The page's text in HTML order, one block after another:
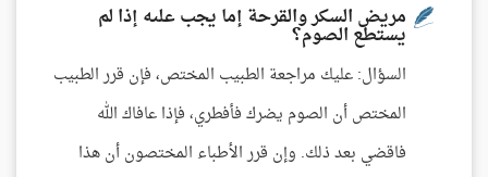
مريض السكر والقرحة إما يجب علىه إذا لم
يستطع الصوم؟
السؤال: عليك مراجعة الطبيب المختص، فإن قرر الطبيب
المختص أن الصوم يضرك فأفطري، فإذا عافاك الله
فاقضي بعد ذلك. وإن قرر الأطباء المختصون أن هذا